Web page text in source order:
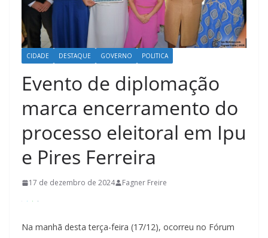
CIDADE DESTAQUE GOVERNO POLITICA
Evento de diplomação
marca encerramento do
processo eleitoral em Ipu
e Pires Ferreira
17 de dezembro de 2024 Fagner Freire
Na manhã desta terça-feira (17/12), ocorreu no Fórum